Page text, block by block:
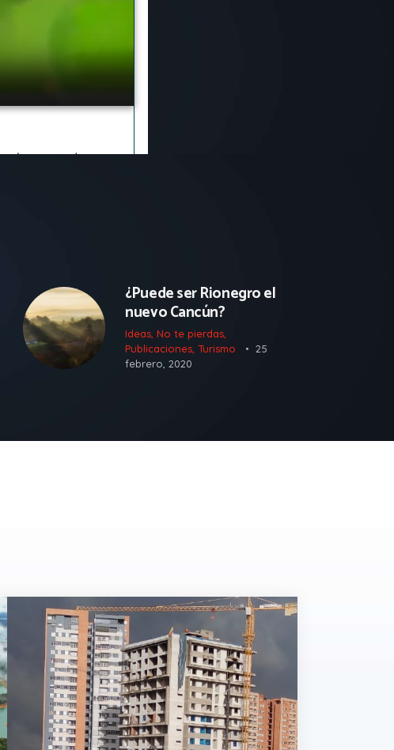
¿Puede ser Rionegro el
nuevo Cancún?
Ideas ,No te pierdas
Publicaciones ,Turismo
25
febrero, 2020